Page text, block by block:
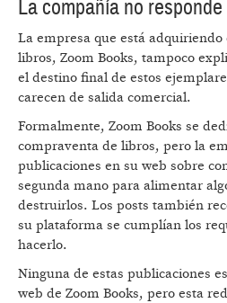
La compañía no
La empresa que está
libros, Zoom Books, tampoco
el destino final de estos
carecen de salida comercial.
Formalmente, Zoom Books se
compraventa de libros, pero la
publicaciones en su web sobre
segunda mano para alimentar
destruirlos. Los posts también
su plataforma se cumplían los
hacerlo.
Ninguna de estas publicaciones
web de Zoom Books, pero esta